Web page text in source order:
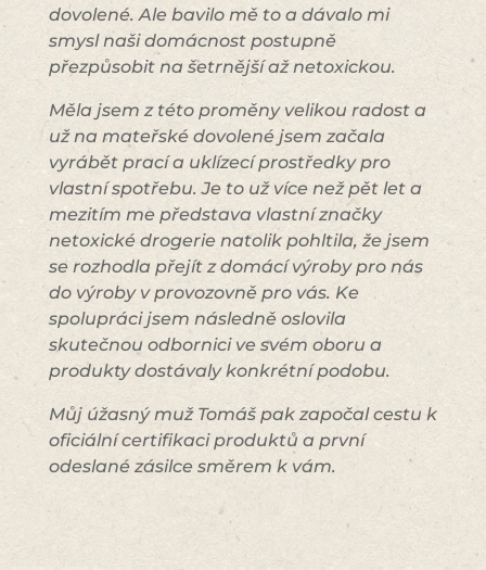
dovolené. Ale bavilo mě to a dávalo mi
smysl naši domácnost postupně
přezpůsobit na šetrnější až netoxickou.
Měla jsem z této proměny velikou radost a
už na mateřské dovolené jsem začala
vyrábět prací a uklízecí prostředky pro
vlastní spotřebu. Je to už více než pět let a
mezitím me představa vlastní značky
netoxické drogerie natolik pohltila, že jsem
se rozhodla přejít z domácí výroby pro nás
do výroby v provozovně pro vás. Ke
spolupráci jsem následně oslovila
skutečnou odbornici ve svém oboru a
produkty dostávaly konkrétní podobu.
Můj úžasný muž Tomáš pak započal cestu k
oficiální certifikaci produktů a první
odeslané zásilce směrem k vám.